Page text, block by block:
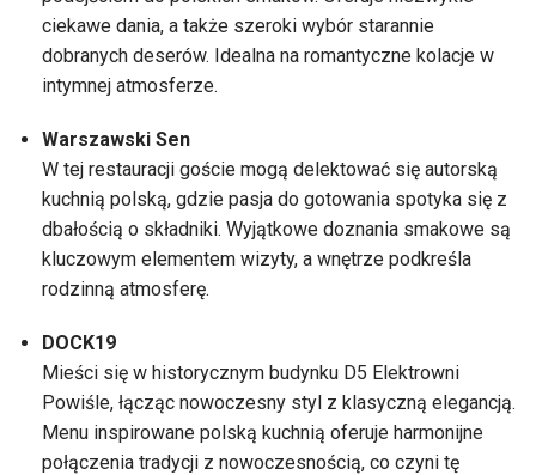
ciekawe dania, a także szeroki wybór starannie
dobranych deserów. Idealna na romantyczne kolacje w
intymnej atmosferze.
Warszawski Sen
W tej restauracji goście mogą delektować się autorską
kuchnią polską, gdzie pasja do gotowania spotyka się z
dbałością o składniki. Wyjątkowe doznania smakowe są
kluczowym elementem wizyty, a wnętrze podkreśla
rodzinną atmosferę.
DOCK19
Mieści się w historycznym budynku D5 Elektrowni
Powiśle, łącząc nowoczesny styl z klasyczną elegancją.
Menu inspirowane polską kuchnią oferuje harmonijne
połączenia tradycji z nowoczesnością, co czyni tę